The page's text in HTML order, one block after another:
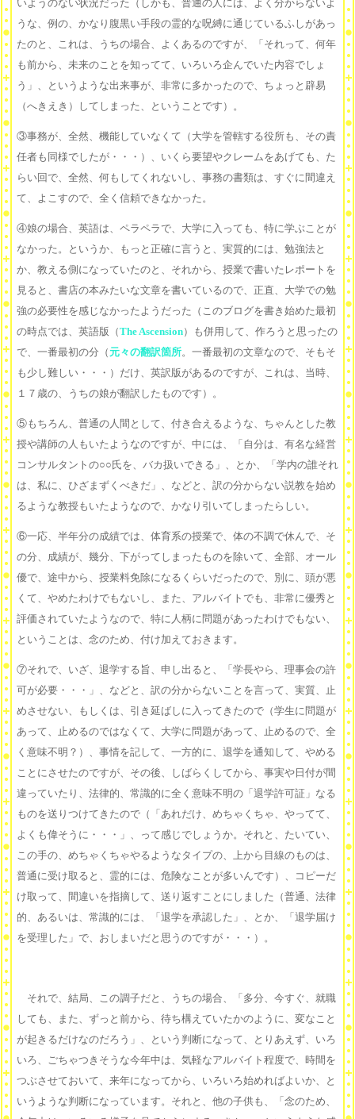
いようのない状況だった（しかも、普通の人には、よく分からないよ
うな、例の、かなり腹黒い手段の霊的な呪縛に通じているふしがあっ
たのと、これは、うちの場合、よくあるのですが、「それって、何年
も前から、未来のことを知ってて、いろいろ企んでいた内容でしょ
う」、というような出来事が、非常に多かったので、ちょっと辟易
（へきえき）してしまった、ということです）。
③事務が、全然、機能していなくて（大学を管轄する役所も、その責
任者も同様でしたが・・・）、いくら要望やクレームをあげても、た
らい回で、全然、何もしてくれないし、事務の書類は、すぐに間違え
て、よこすので、全く信頼できなかった。
④娘の場合、英語は、ペラペラで、大学に入っても、特に学ぶことが
なかった。というか、もっと正確に言うと、実質的には、勉強法と
か、教える側になっていたのと、それから、授業で書いたレポートを
見ると、書店の本みたいな文章を書いているので、正直、大学での勉
強の必要性を感じなかったようだった（このブログを書き始めた最初
の時点では、英語版（The Ascension）も併用して、作ろうと思ったの
で、一番最初の分（元々の翻訳箇所。一番最初の文章なので、そもそ
も少し難しい・・・）だけ、英訳版があるのですが、これは、当時、
１７歳の、うちの娘が翻訳したものです）。
⑤もちろん、普通の人間として、付き合えるような、ちゃんとした教
授や講師の人もいたようなのですが、中には、「自分は、有名な経営
コンサルタントの○○氏を、バカ扱いできる」、とか、「学内の誰それ
は、私に、ひざまずくべきだ」、などと、訳の分からない説教を始め
るような教授もいたようなので、かなり引いてしまったらしい。
⑥一応、半年分の成績では、体育系の授業で、体の不調で休んで、そ
の分、成績が、幾分、下がってしまったものを除いて、全部、オール
優で、途中から、授業料免除になるくらいだったので、別に、頭が悪
くて、やめたわけでもないし、また、アルバイトでも、非常に優秀と
評価されていたようなので、特に人柄に問題があったわけでもない、
ということは、念のため、付け加えておきます。
⑦それで、いざ、退学する旨、申し出ると、「学長やら、理事会の許
可が必要・・・」、などと、訳の分からないことを言って、実質、止
めさせない、もしくは、引き延ばしに入ってきたので（学生に問題が
あって、止めるのではなくて、大学に問題があって、止めるので、全
く意味不明？）、事情を記して、一方的に、退学を通知して、やめる
ことにさせたのですが、その後、しばらくしてから、事実や日付が間
違っていたり、法律的、常識的に全く意味不明の「退学許可証」なる
ものを送りつけてきたので（「あれだけ、めちゃくちゃ、やってて、
よくも偉そうに・・・」、って感じでしょうか。それと、たいてい、
この手の、めちゃくちゃやるようなタイプの、上から目線のものは、
普通に受け取ると、霊的には、危険なことが多いんです）、コピーだ
け取って、間違いを指摘して、送り返すことにしました（普通、法律
的、あるいは、常識的には、「退学を承認した」、とか、「退学届け
を受理した」で、おしまいだと思うのですが・・・）。
それで、結局、この調子だと、うちの場合、「多分、今すぐ、就職
しても、また、ずっと前から、待ち構えていたかのように、変なこと
が起きるだけなのだろう」、という判断になって、とりあえず、いろ
いろ、ごちゃつきそうな今年中は、気軽なアルバイト程度で、時間を
つぶさせておいて、来年になってから、いろいろ始めればよいか、と
いうような判断になっています。それと、他の子供も、「念のため、